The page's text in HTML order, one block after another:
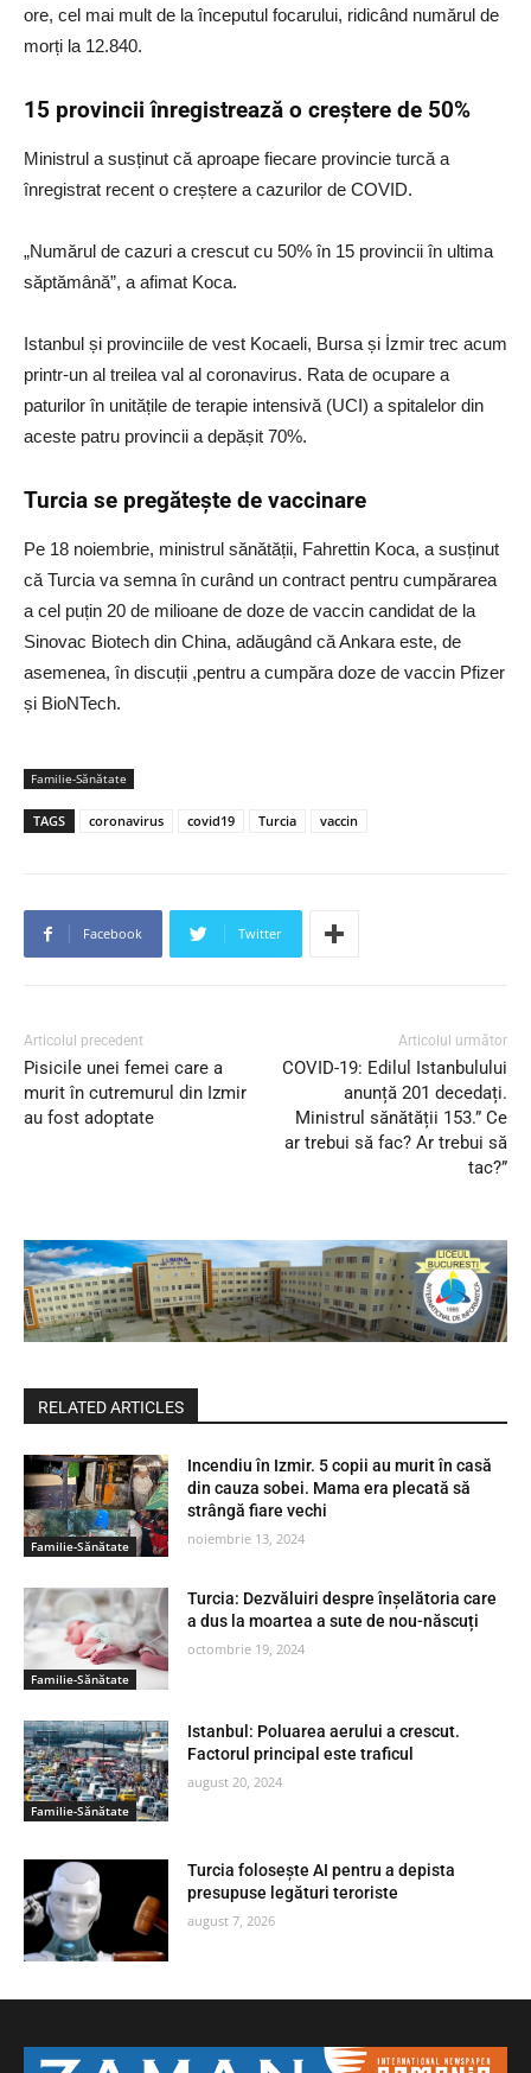
ore, cel mai mult de la începutul focarului, ridicând numărul de
morți la 12.840.
15 provincii înregistrează o creștere de 50%
Ministrul a susținut că aproape fiecare provincie turcă a
înregistrat recent o creștere a cazurilor de COVID.
„Numărul de cazuri a crescut cu 50% în 15 provincii în ultima
săptămână”, a afimat Koca.
Istanbul și provinciile de vest Kocaeli, Bursa și İzmir trec acum
printr-un al treilea val al coronavirus. Rata de ocupare a
paturilor în unitățile de terapie intensivă (UCI) a spitalelor din
aceste patru provincii a depășit 70%.
Turcia se pregătește de vaccinare
Pe 18 noiembrie, ministrul sănătății, Fahrettin Koca, a susținut
că Turcia va semna în curând un contract pentru cumpărarea
a cel puțin 20 de milioane de doze de vaccin candidat de la
Sinovac Biotech din China, adăugând că Ankara este, de
asemenea, în discuții ,pentru a cumpăra doze de vaccin Pfizer
și BioNTech.
Familie-Sănătate
TAGS coronavirus covid19 Turcia vaccin
Facebook Twitter
Articolul precedent
Pisicile unei femei care a
murit în cutremurul din Izmir
au fost adoptate
Articolul următor
COVID-19: Edilul Istanbulului
anunță 201 decedați.
Ministrul sănătății 153.” Ce
ar trebui să fac? Ar trebui să
tac?”
RELATED ARTICLES
Familie-Sănătate
Incendiu în Izmir. 5 copii au murit în casă
din cauza sobei. Mama era plecată să
strângă fiare vechi
noiembrie 13, 2024
Familie-Sănătate
Turcia: Dezvăluiri despre înșelătoria care
a dus la moartea a sute de nou-născuți
octombrie 19, 2024
Familie-Sănătate
Istanbul: Poluarea aerului a crescut.
Factorul principal este traficul
august 20, 2024
Turcia folosește AI pentru a depista
presupuse legături teroriste
august 7, 2026